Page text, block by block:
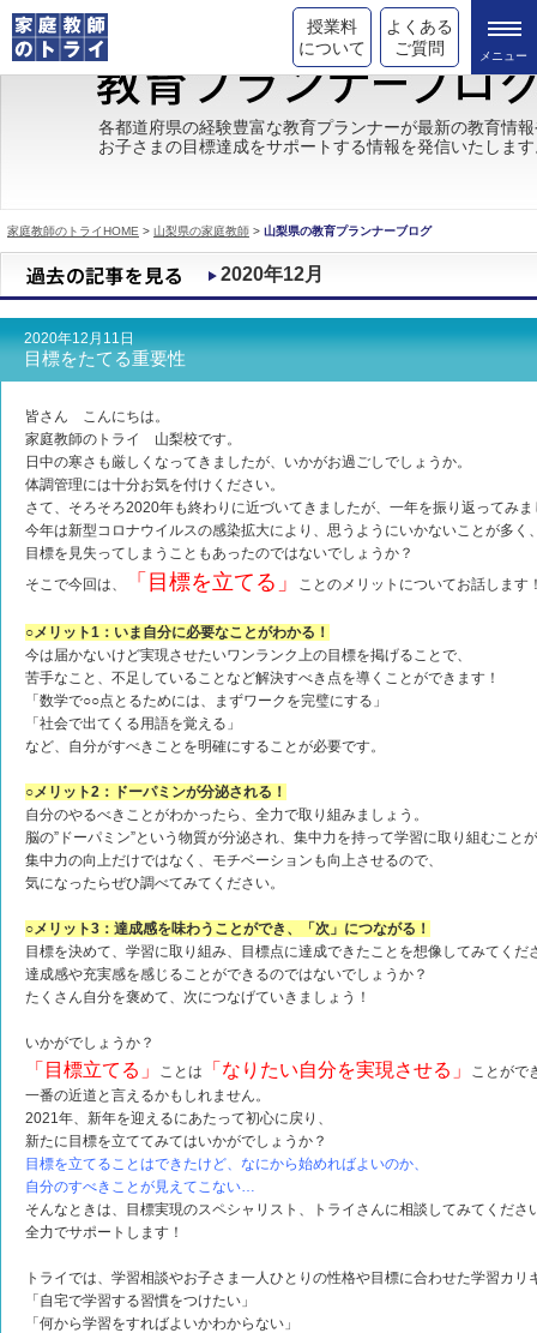
授業料
について
よくある
ご質問
トライの教育理念
成績が上がる理由
都道府県別情報
合格体験談
キャンペーン情報
各都道府県の経験豊富な教育プランナーが最新の教育情
お子さまの目標達成をサポートする情報を発信いたしま
家庭教師のトライHOME > 山梨県の家庭教師 > 山梨県の教育プランナーブログ
2020年12月
2020年12月11日
目標をたてる重要性
皆さん こんにちは。
家庭教師のトライ 山梨校です。
日中の寒さも厳しくなってきましたが、いかがお過ごしでしょうか。
体調管理には十分お気を付けください。
さて、そろそろ2020年も終わりに近づいてきましたが、一年を振り返ってみま
今年は新型コロナウイルスの感染拡大により、思うようにいかないことが多く
目標を見失ってしまうこともあったのではないでしょうか？
そこで今回は、
「目標を立てる」 ことのメリットについてお話します
○メリット1：いま自分に必要なことがわかる！
今は届かないけど実現させたいワンランク上の目標を掲げることで、
苦手なこと、不足していることなど解決すべき点を導くことができます！
「数学で○○点とるためには、まずワークを完璧にする」
「社会で出てくる用語を覚える」
など、自分がすべきことを明確にすることが必要です。
○メリット2：ドーパミンが分泌される！
自分のやるべきことがわかったら、全力で取り組みましょう。
脳の”ドーパミン”という物質が分泌され、集中力を持って学習に取り組むこと
集中力の向上だけではなく、モチベーションも向上させるので、
気になったらぜひ調べてみてください。
○メリット3：達成感を味わうことができ、「次」につながる！
目標を決めて、学習に取り組み、目標点に達成できたことを想像してみてくだ
達成感や充実感を感じることができるのではないでしょうか？
たくさん自分を褒めて、次につなげていきましょう！
いかがでしょうか？
「目標立てる」 ことは 「なりたい自分を実現させる」
ことがで
一番の近道と言えるかもしれません。
2021年、新年を迎えるにあたって初心に戻り、
新たに目標を立ててみてはいかがでしょうか？
目標を立てることはできたけど、なにから始めればよいのか、
自分のすべきことが見えてこない…
そんなときは、
目標実現のスペシャリスト 、トライさんに相談してみてくださ
全力でサポートします！
トライでは、学習相談やお子さま一人ひとりの性格や目標に合わせた学習カ
「自宅で学習する習慣をつけたい」
「何から学習をすればよいかわからない」